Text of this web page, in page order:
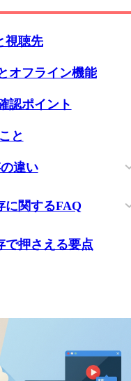
視聴先
オフライン機能
認ポイント
と
違い
に関するFAQ
で押さえる要点